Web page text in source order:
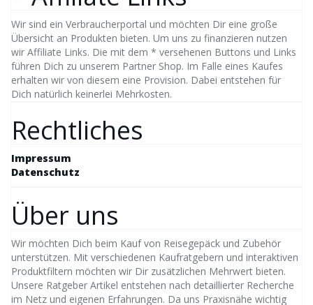
Wir sind ein Verbraucherportal und möchten Dir eine große
Übersicht an Produkten bieten. Um uns zu finanzieren nutzen
wir Affiliate Links. Die mit dem * versehenen Buttons und Links
führen Dich zu unserem Partner Shop. Im Falle eines Kaufes
erhalten wir von diesem eine Provision. Dabei entstehen für
Dich natürlich keinerlei Mehrkosten.
Rechtliches
Impressum
Datenschutz
Über uns
Wir möchten Dich beim Kauf von Reisegepäck und Zubehör
unterstützen. Mit verschiedenen Kaufratgebern und interaktiven
Produktfiltern möchten wir Dir zusätzlichen Mehrwert bieten.
Unsere Ratgeber Artikel entstehen nach detaillierter Recherche
im Netz und eigenen Erfahrungen. Da uns Praxisnähe wichtig